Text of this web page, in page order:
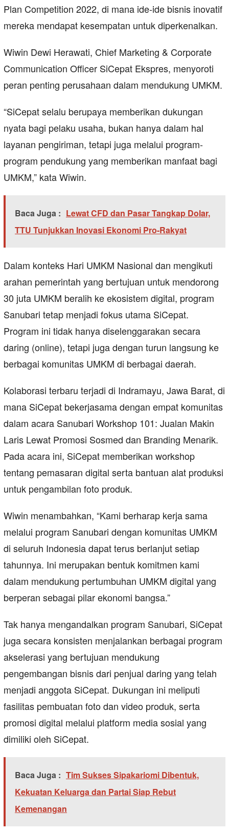
Plan Competition 2022, di mana ide-ide bisnis inovatif
mereka mendapat kesempatan untuk diperkenalkan.
Wiwin Dewi Herawati, Chief Marketing & Corporate
Communication Officer SiCepat Ekspres, menyoroti
peran penting perusahaan dalam mendukung UMKM.
“SiCepat selalu berupaya memberikan dukungan
nyata bagi pelaku usaha, bukan hanya dalam hal
layanan pengiriman, tetapi juga melalui program-
program pendukung yang memberikan manfaat bagi
UMKM,” kata Wiwin.
Baca Juga : Lewat CFD dan Pasar Tangkap Dolar,
TTU Tunjukkan Inovasi Ekonomi Pro-Rakyat
Dalam konteks Hari UMKM Nasional dan mengikuti
arahan pemerintah yang bertujuan untuk mendorong
30 juta UMKM beralih ke ekosistem digital, program
Sanubari tetap menjadi fokus utama SiCepat.
Program ini tidak hanya diselenggarakan secara
daring (online), tetapi juga dengan turun langsung ke
berbagai komunitas UMKM di berbagai daerah.
Kolaborasi terbaru terjadi di Indramayu, Jawa Barat, di
mana SiCepat bekerjasama dengan empat komunitas
dalam acara Sanubari Workshop 101: Jualan Makin
Laris Lewat Promosi Sosmed dan Branding Menarik.
Pada acara ini, SiCepat memberikan workshop
tentang pemasaran digital serta bantuan alat produksi
untuk pengambilan foto produk.
Wiwin menambahkan, “Kami berharap kerja sama
melalui program Sanubari dengan komunitas UMKM
di seluruh Indonesia dapat terus berlanjut setiap
tahunnya. Ini merupakan bentuk komitmen kami
dalam mendukung pertumbuhan UMKM digital yang
berperan sebagai pilar ekonomi bangsa.”
Tak hanya mengandalkan program Sanubari, SiCepat
juga secara konsisten menjalankan berbagai program
akselerasi yang bertujuan mendukung
pengembangan bisnis dari penjual daring yang telah
menjadi anggota SiCepat. Dukungan ini meliputi
fasilitas pembuatan foto dan video produk, serta
promosi digital melalui platform media sosial yang
dimiliki oleh SiCepat.
Baca Juga : Tim Sukses Sipakariomi Dibentuk,
Kekuatan Keluarga dan Partai Siap Rebut
Kemenangan